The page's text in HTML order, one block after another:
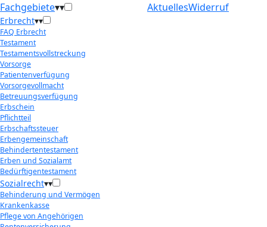
Fachgebiete▾▾
Erbrecht▾▾
FAQ Erbrecht
Testament
Testamentsvollstreckung
Vorsorge
Patientenverfügung
Vorsorgevollmacht
Betreuungsverfügung
Erbschein
Pflichtteil
Erbschaftssteuer
Erbengemeinschaft
Behindertentestament
Erben und Sozialamt
Bedürftigentestament
Sozialrecht▾▾
Behinderung und Vermögen
Krankenkasse
Pflege von Angehörigen
AktuellesWiderruf